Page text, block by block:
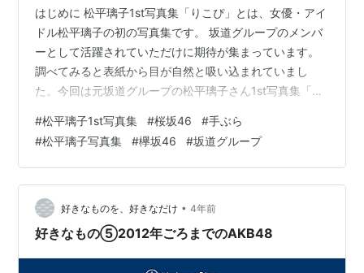
はじめに 松平璃子1st写真集「りこぴ」とは、女優・アイ
ドル松平璃子の初の写真集です。 坂道グループのメンバ
ーとして活躍されていただけに期待が集まっています。
調べてみると表紙から目が自然と吸い込まれていまし
た。今回は元坂道グループの松平璃子さん1st写真集「り
容とコンセプトについて 1-2. 松平璃子のプロフィールと
経歴 「松平璃子1st写真集 りこぴ」の注目ポイント 2-1:
特別な撮影場所やテーマについて 2-2: 他の写真集との違
いや新しい試みについて 写真集の購入方法と価格情報 3-
1: オンラインショップや書店での入手方法 …
#松平璃子1st写真集 #桜坂46 #手ぶら
#松平璃子写真集 #欅坂46 #坂道グループ
好きなものを、好きなだけ • 4年前
好きなもの➄2012年ごろまでのAKB48